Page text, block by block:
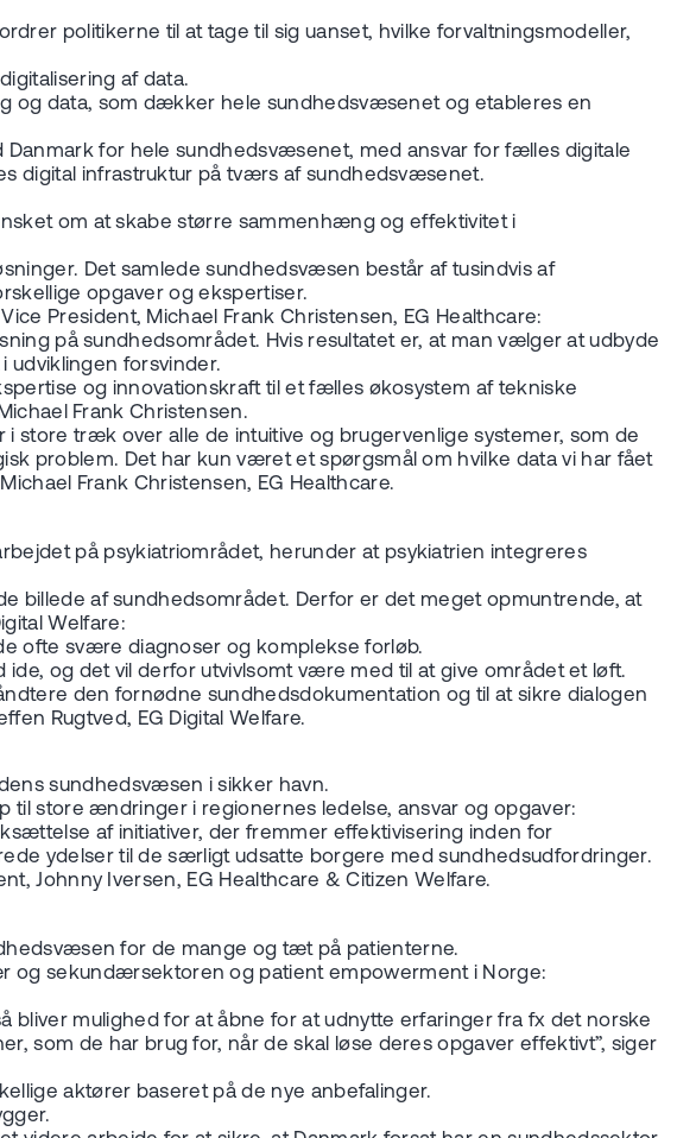
politikerne til at tage til sig uanset, hvilke forvaltningsmodeller,
af data.
og data, som dækker hele sundhedsvæsenet og etableres en
for hele sundhedsvæsenet, med ansvar for fælles digitale
digital infrastruktur på tværs af sundhedsvæsenet.
om at skabe større sammenhæng og effektivitet i
Det samlede sundhedsvæsen består af tusindvis af
opgaver og ekspertiser.
President, Michael Frank Christensen, EG Healthcare:
på sundhedsområdet. Hvis resultatet er, at man vælger at udbyde
udviklingen forsvinder.
og innovationskraft til et fælles økosystem af tekniske
Frank Christensen.
store træk over alle de intuitive og brugervenlige systemer, som de
problem. Det har kun været et spørgsmål om hvilke data vi har fået
Frank Christensen, EG Healthcare.
på psykiatriområdet, herunder at psykiatrien integreres
billede af sundhedsområdet. Derfor er det meget opmuntrende, at
Welfare:
ofte svære diagnoser og komplekse forløb.
og det vil derfor utvivlsomt være med til at give området et løft.
den fornødne sundhedsdokumentation og til at sikre dialogen
Rugtved, EG Digital Welfare.
sundhedsvæsen i sikker havn.
store ændringer i regionernes ledelse, ansvar og opgaver:
af initiativer, der fremmer effektivisering inden for
ydelser til de særligt udsatte borgere med sundhedsudfordringer.
Johnny Iversen, EG Healthcare & Citizen Welfare.
for de mange og tæt på patienterne.
og sekundærsektoren og patient empowerment i Norge:
mulighed for at åbne for at udnytte erfaringer fra fx det norske
som de har brug for, når de skal løse deres opgaver effektivt”, siger
aktører baseret på de nye anbefalinger.